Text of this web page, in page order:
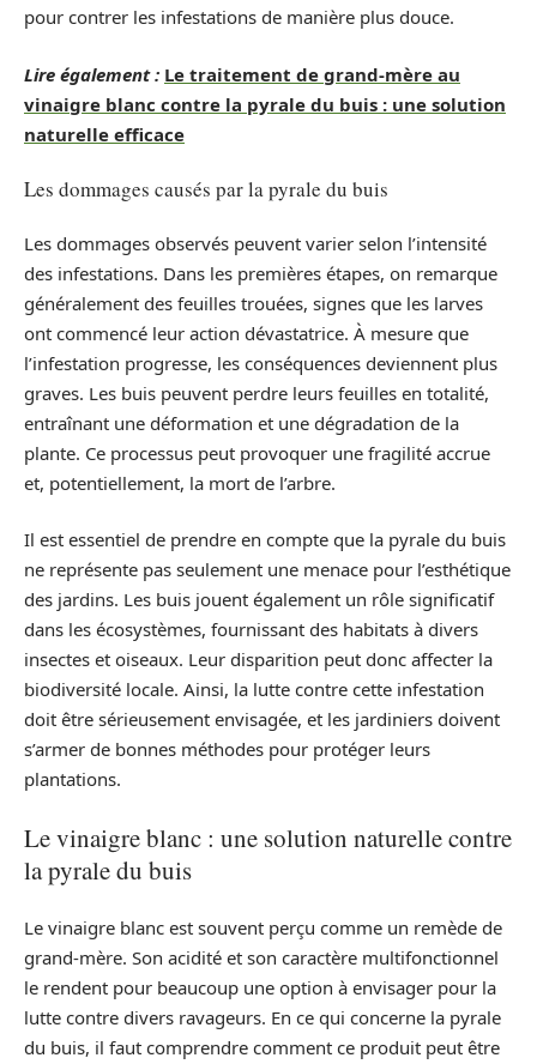
pour contrer les infestations de manière plus douce.
Lire également : Le traitement de grand-mère au
vinaigre blanc contre la pyrale du buis : une solution
naturelle efficace
Les dommages causés par la pyrale du buis
Les dommages observés peuvent varier selon l’intensité
des infestations. Dans les premières étapes, on remarque
généralement des feuilles trouées, signes que les larves
ont commencé leur action dévastatrice. À mesure que
l’infestation progresse, les conséquences deviennent plus
graves. Les buis peuvent perdre leurs feuilles en totalité,
entraînant une déformation et une dégradation de la
plante. Ce processus peut provoquer une fragilité accrue
et, potentiellement, la mort de l’arbre.
Il est essentiel de prendre en compte que la pyrale du buis
ne représente pas seulement une menace pour l’esthétique
des jardins. Les buis jouent également un rôle significatif
dans les écosystèmes, fournissant des habitats à divers
insectes et oiseaux. Leur disparition peut donc affecter la
biodiversité locale. Ainsi, la lutte contre cette infestation
doit être sérieusement envisagée, et les jardiniers doivent
s’armer de bonnes méthodes pour protéger leurs
plantations.
Le vinaigre blanc : une solution naturelle contre
la pyrale du buis
Le vinaigre blanc est souvent perçu comme un remède de
grand-mère. Son acidité et son caractère multifonctionnel
le rendent pour beaucoup une option à envisager pour la
lutte contre divers ravageurs. En ce qui concerne la pyrale
du buis, il faut comprendre comment ce produit peut être